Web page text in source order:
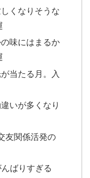
くなりそうな
味にはまるか
当たる月。入
いが多くなり
友関係活発の
ばりすぎる